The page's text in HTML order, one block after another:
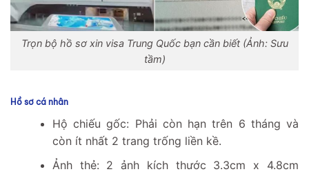
Trọn bộ hồ sơ xin visa Trung Quốc bạn cần biết (Ảnh: Sưu
tầm)
Hồ sơ cá nhân
Hộ chiếu gốc: Phải còn hạn trên 6 tháng và
còn ít nhất 2 trang trống liền kề.
Ảnh thẻ: 2 ảnh kích thước 3.3cm x 4.8cm